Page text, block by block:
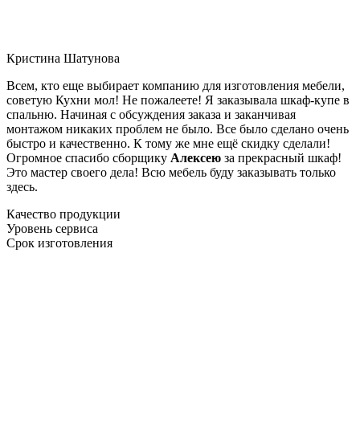
Кристина Шатунова
Всем, кто еще выбирает компанию для изготовления мебели,
советую Кухни мол! Не пожалеете! Я заказывала шкаф-купе в
спальню. Начиная с обсуждения заказа и заканчивая
монтажом никаких проблем не было. Все было сделано очень
быстро и качественно. К тому же мне ещё скидку сделали!
Огромное спасибо сборщику Алексею за прекрасный шкаф!
Это мастер своего дела! Всю мебель буду заказывать только
здесь.
Качество продукции
Уровень сервиса
Срок изготовления